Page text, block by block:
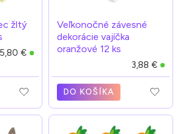
žltý
€
Veľkonočné závesné
dekorácie vajíčka
oranžové 12 ks
3,88 €
DO KOŠÍKA